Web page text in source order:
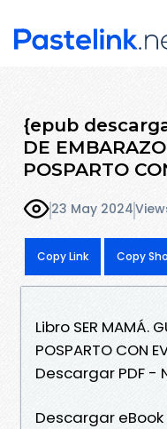
{epub
DE
POSPARTO
23 May 2024
Copy Link Copy
Libro SER MAMÁ.
POSPARTO CON
Descargar PDF -
Descargar